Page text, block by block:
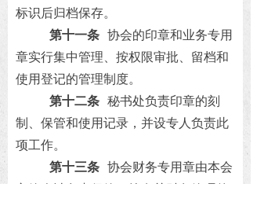
标识后归档保存。
第十一条 协会的印章和业务专用
章实行集中管理、按权限审批、留档和
使用登记的管理制度。
第十二条 秘书处负责印章的刻
制、保管和使用记录，并设专人负责此
项工作。
第十三条 协会财务专用章由本会